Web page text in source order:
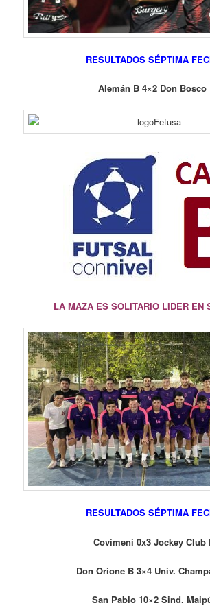
RESULTADOS SÉPTIMA
Alemán B 4×2 Don Bosco
LA MAZA ES SOLITARIO LIDER EN
RESULTADOS SÉPTIMA
Covimeni 0x3 Jockey Club
Don Orione B 3×4 Univ.
San Pablo 10×2 Sind.